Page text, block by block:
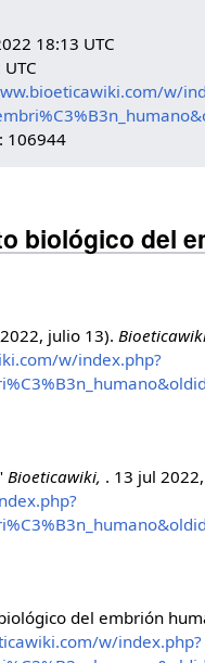
18:13 UTC
w/
106944
biológico del
julio 13).
w/index.php?
Bioeticawiki, . 13 jul
del embrión
w/index.php?